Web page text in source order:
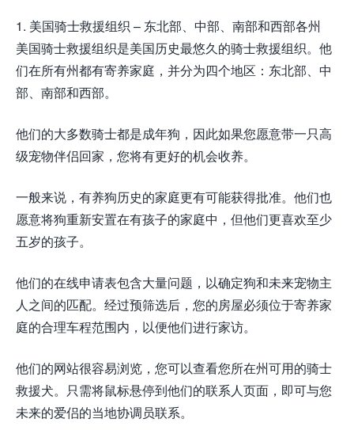
1. 美国骑士救援组织 – 东北部、中部、南部和西部各州
美国骑士救援组织是美国历史最悠久的骑士救援组织。他
们在所有州都有寄养家庭，并分为四个地区：东北部、中
部、南部和西部。
他们的大多数骑士都是成年狗，因此如果您愿意带一只高
级宠物伴侣回家，您将有更好的机会收养。
一般来说，有养狗历史的家庭更有可能获得批准。他们也
愿意将狗重新安置在有孩子的家庭中，但他们更喜欢至少
五岁的孩子。
他们的在线申请表包含大量问题，以确定狗和未来宠物主
人之间的匹配。经过预筛选后，您的房屋必须位于寄养家
庭的合理车程范围内，以便他们进行家访。
他们的网站很容易浏览，您可以查看您所在州可用的骑士
救援犬。只需将鼠标悬停到他们的联系人页面，即可与您
未来的爱侣的当地协调员联系。